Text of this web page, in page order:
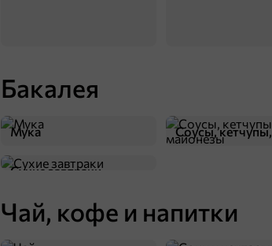
Бакалея
Мука
Соусы, кетчупы,
Сухие завтраки
Чай, кофе и напитки